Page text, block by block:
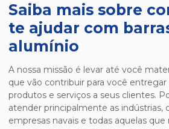
Saiba mais sobre
te ajudar com
alumínio
A nossa missão é levar até você
que vão contribuir para você
produtos e serviços a seus clientes.
atender principalmente as indústrias,
empresas navais e todas aquelas